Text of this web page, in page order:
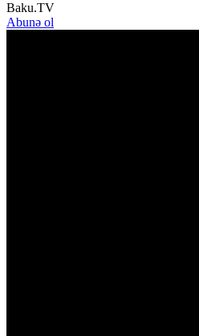
Baku.TV
Abunə ol